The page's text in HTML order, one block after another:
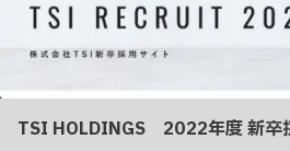
TSI HOLDINGS 2022年度 新卒